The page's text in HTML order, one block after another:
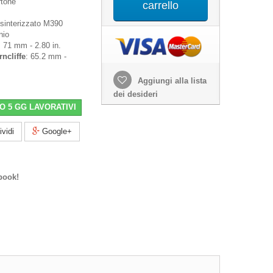
M390
71 mm - 2.80 in.
: 65.2 mm -
5 GG LAVORATIVI
Google+
carrello
Aggiungi alla lista
dei desideri